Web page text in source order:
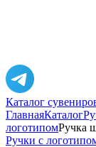
Каталог
ГлавнаяКаталог
логотипомРучка
Ручки с